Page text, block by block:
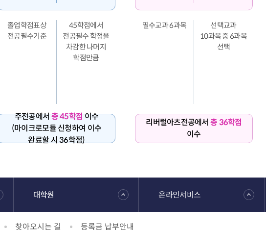
졸업학점표상
전공필수기준
45학점에서
전공필수 학점을
차감한 나머지
학점만큼
주전공에서총 45학점이수
(마이크로모듈 신청하여 이수
완료할 시 36학점)
필수교과 6과목
선택교과
10과목 중 6과목
선택
리버럴아츠전공에서총 36학점
이수
찾아오시는 길 등록금 납부안내
대학원 온라인서비스